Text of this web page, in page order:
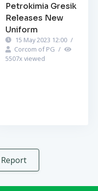
Petrokimia Gresik
Releases New
Uniform
15 May 2023 12:00 /
Corcom of PG /
5507x viewed